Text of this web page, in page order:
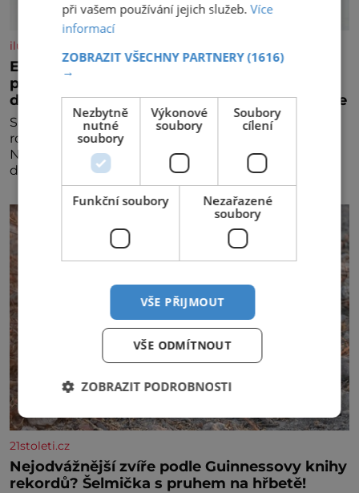
iluxus.cz
Emirates a South African Airways rozšiřují
partnerství. Cestujícím nově zpřístupní
dalších devět destinací v jižní a střední Africe
Společnosti Emirates a South African Airways (SAA)
rozšiřují svou dlouholetou codesharovou spolupráci.
Nová reciproční dohoda zpřístupní cestujícím devět
dalších destinací v jižní a střední Africe a u
21stoleti.cz
Nejodvážnější zvíře podle Guinnessovy knihy
rekordů? Šelmička s pruhem na hřbetě!
při vašem používání jejich služeb.Více
informací
ZOBRAZIT VŠECHNY PARTNERY(1616)
→
Nezbytně
nutné
soubory
Výkonové
soubory
Soubory
cílení
Funkční soubory
Nezařazené
soubory
VŠE PŘIJMOUT
VŠE ODMÍTNOUT
ZOBRAZIT PODROBNOSTI